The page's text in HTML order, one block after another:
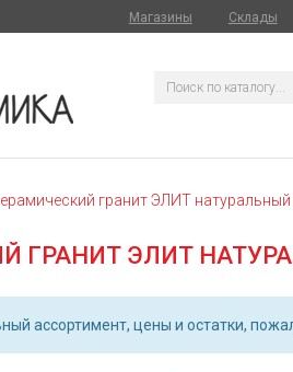
Магазины Склады
гранит ЭЛИТ натуральный
ГРАНИТ ЭЛИТ
ассортимент, цены и остатки,